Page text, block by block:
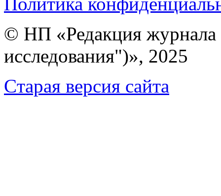
© НП «Редакция
исследования")», 2025
Cтарая версия сайта